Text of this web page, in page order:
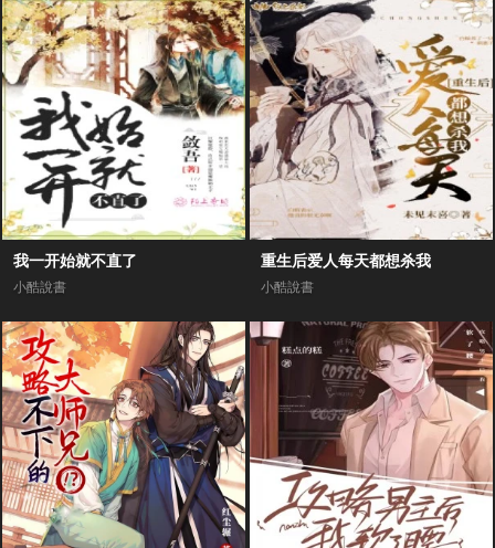
我一开始就不直了
小酷說書
重生后爱人每天都想杀我
小酷說書